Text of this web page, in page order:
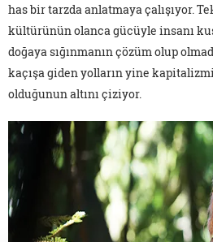
has bir tarzda anlatmaya çalışıyor.
kültürünün olanca gücüyle insanı
doğaya sığınmanın çözüm olup
kaçışa giden yolların yine
olduğunun altını çiziyor.